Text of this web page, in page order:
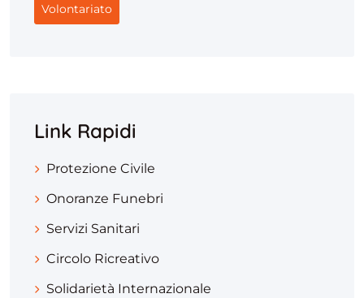
Volontariato
Link Rapidi
Protezione Civile
Onoranze Funebri
Servizi Sanitari
Circolo Ricreativo
Solidarietà Internazionale